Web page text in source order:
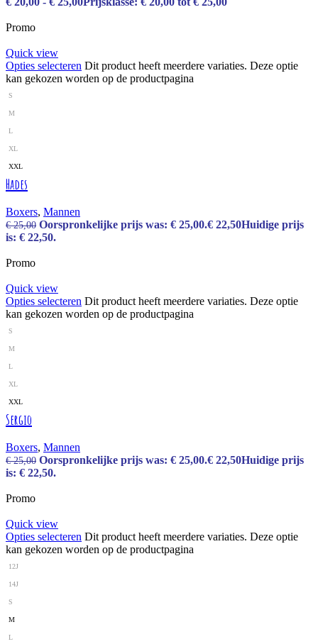
Promo
Quick view
Opties selecteren Dit product heeft meerdere variaties. Deze optie
kan gekozen worden op de productpagina
S
M
L
XL
XXL
Hades
Boxers, Mannen
€25,00 Oorspronkelijke prijs was: € 25,00.€ 22,50Huidige prijs
is: € 22,50.
Promo
Quick view
Opties selecteren Dit product heeft meerdere variaties. Deze optie
kan gekozen worden op de productpagina
S
M
L
XL
XXL
Sergio
Boxers, Mannen
€25,00 Oorspronkelijke prijs was: € 25,00.€ 22,50Huidige prijs
is: € 22,50.
Promo
Quick view
Opties selecteren Dit product heeft meerdere variaties. Deze optie
kan gekozen worden op de productpagina
12J
14J
S
M
L